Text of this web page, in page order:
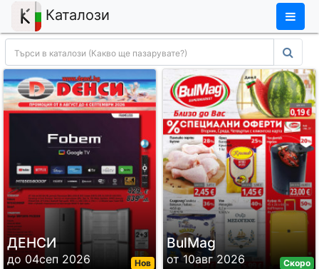
Каталози ×
Нов
ДЕНСИ
до 04сеп 2026 Скоро
BulMag
от 10авг 2026